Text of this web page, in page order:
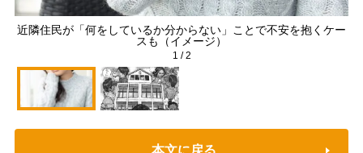
近隣住民が「何をしているか分からない」ことで不安を抱くケー
スも（イメージ）
1 /2